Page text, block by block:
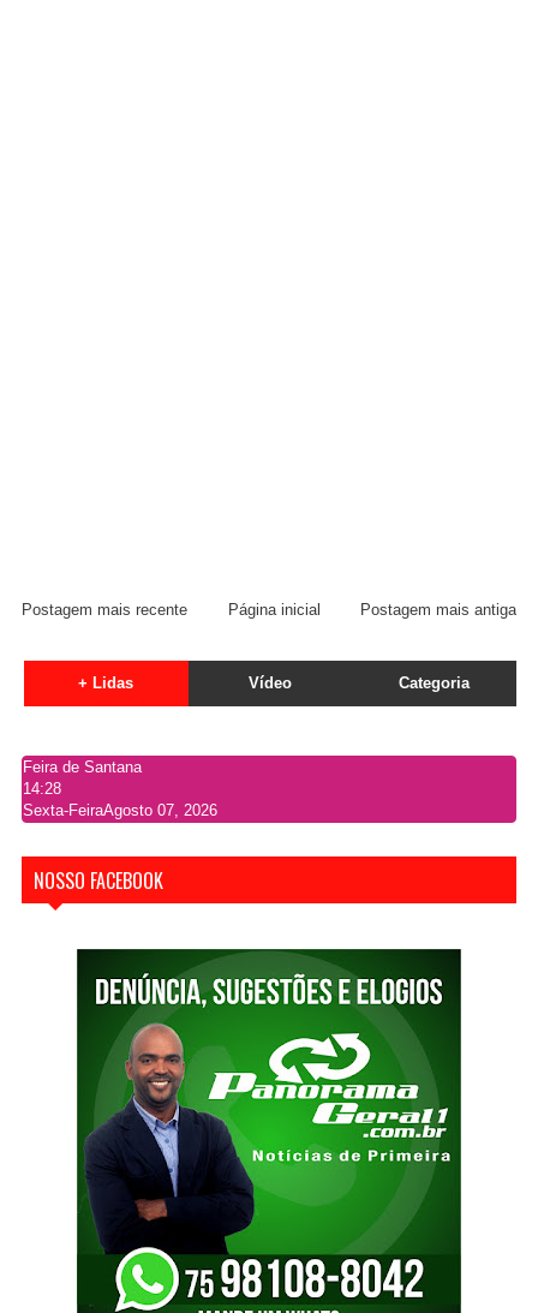
Postagem mais recente Postagem mais antiga
Página inicial
+ Lidas Vídeo Categoria
Feira de Santana
14:28
Sexta-FeiraAgosto 07, 2026
NOSSO FACEBOOK